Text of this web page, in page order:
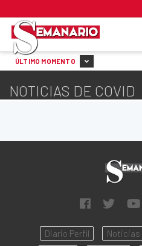
ÚLTIMO MOMENTO
NOTICIAS DE COVID
Diario Perfil Noticias